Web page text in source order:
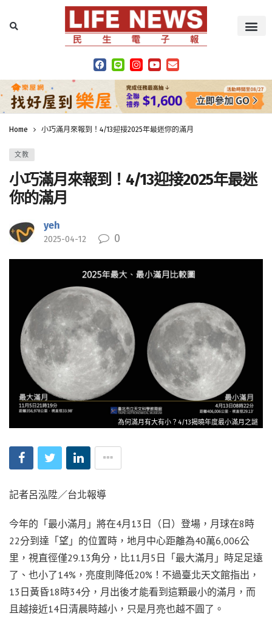
Home 小巧滿月來報到！4/13迎接2025年最迷你的滿月
文教
小巧滿月來報到！4/13迎接2025年最迷
你的滿月
yeh
2025-04-12 0
為何滿月有大有小？4/13揭曉年度最小滿月之謎
記者呂泓陞／台北報導
今年的「最小滿月」將在4月13日（日）登場，月球在8時
22分到達「望」的位置時，地月中心距離為40萬6,006公
里，視直徑僅29.13角分，比11月5日「最大滿月」時足足遠
了、也小了14%，亮度則降低20%！不過臺北天文館指出，
13日黃昏18時34分，月出後才能看到這顆最小的滿月，而
且越接近14日清晨時越小，只是月亮也越不圓了。